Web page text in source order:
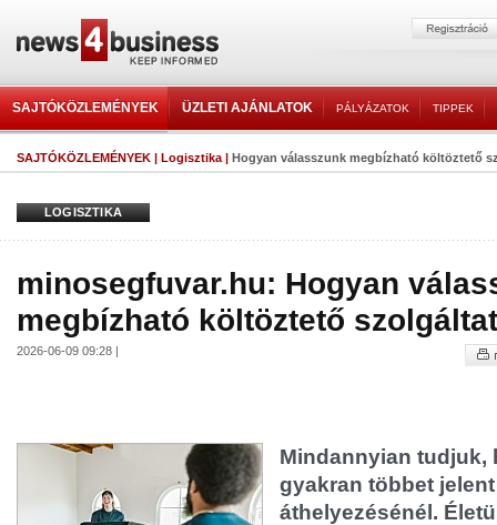
SAJTÓKÖZLEMÉNYEK ÜZLETI AJÁNLATOK PÁLYÁZATOK TIPPEK
SAJTÓKÖZLEMÉNYEK | Logisztika | Hogyan válasszunk megbízható költöztető
LOGISZTIKA
minosegfuvar.hu: Hogyan
megbízható költöztető
2026-06-09 09:28 |
Mindannyian tudjuk,
gyakran többet
áthelyezésénél.